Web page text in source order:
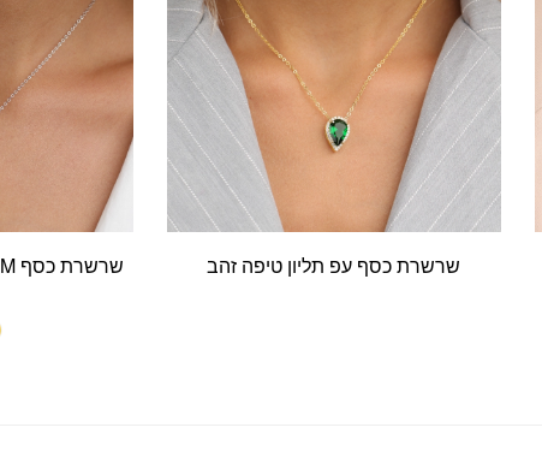
שרשרת כסף עפ תליון טיפה זהב